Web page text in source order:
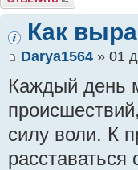
Как
Darya1564 » 01
Каждый день
силу воли. К
расставаться